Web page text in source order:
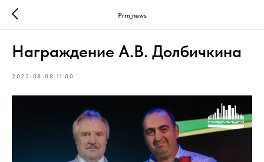
Prm_news
Награждение А.В. Долбичкина
2022-08-08 11:00